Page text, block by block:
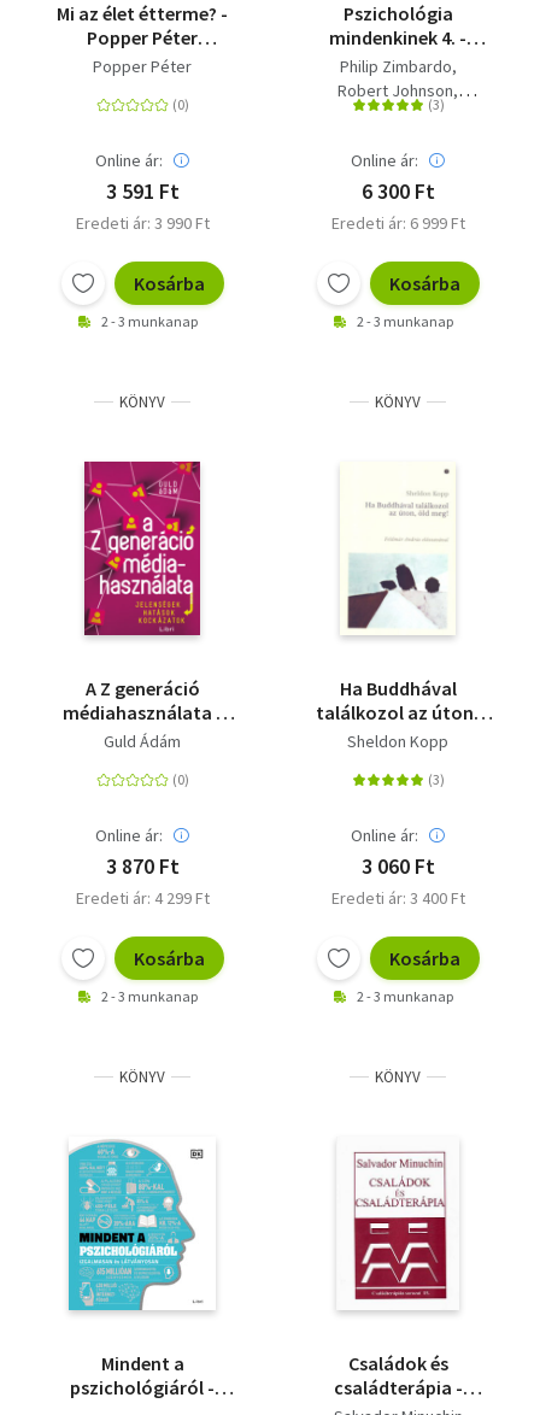
Mi az élet étterme? -
Popper Péter
beszélgető
kétségekkel
életreceptjei
Popper Péter
Online ár:
3 591 Ft
Eredeti ár: 3 990 Ft
Kosárba
2 - 3 munkanap
Pszichológia
mindenkinek 4. -
Zavarok - Terápiák -
Stressz - Stratégiák
Philip Zimbardo
Robert Johnson
Vivian McCann
Online ár:
6 300 Ft
Eredeti ár: 6 999 Ft
Kosárba
2 - 3 munkanap
KÖNYV
A Z generáció
médiahasználata -
Jelenségek, hatások,
Guld Ádám
Online ár:
3 870 Ft
Eredeti ár: 4 299 Ft
Kosárba
2 - 3 munkanap
KÖNYV
Ha Buddhával
találkozol az úton,
öld meg!
Sheldon Kopp
Online ár:
3 060 Ft
Eredeti ár: 3 400 Ft
Kosárba
2 - 3 munkanap
KÖNYV
Mindent a
pszichológiáról -
KÖNYV
Családok és
családterápia -